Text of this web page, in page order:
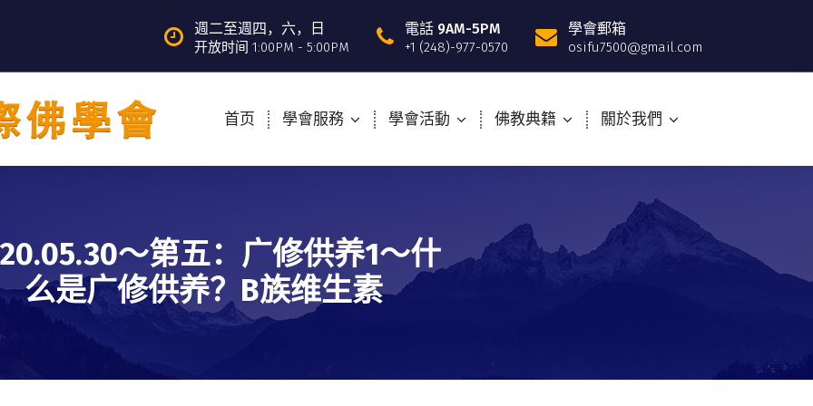
週二至週四，六，日
开放时间 1:00PM - 5:00PM
電話 9AM-5PM
+1 (248)-977-0570
學會郵箱
osifu7500@gmail.com
首页 學會服務 學會活動 佛教典籍 關於我們
～第五：广修供养1～什
么是广修供养？B族维生素